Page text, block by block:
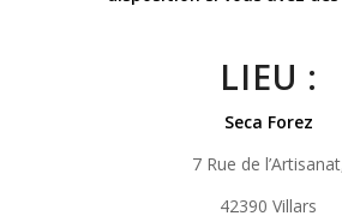
LIEU :
Seca Forez
7 Rue de
42390 Villars